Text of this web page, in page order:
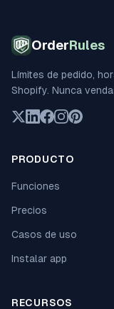
OrderRules
Límites de pedido,
Shopify. Nunca
PRODUCTO
Funciones
Precios
Casos de uso
Instalar app
RECURSOS